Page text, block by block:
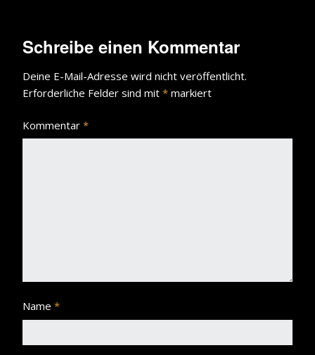
Schreibe einen Kommentar
Deine E-Mail-Adresse wird nicht veröffentlicht.
Erforderliche Felder sind mit * markiert
Kommentar *
Name *